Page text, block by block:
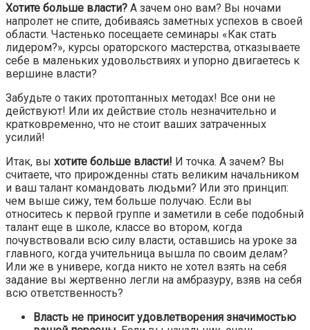
Хотите больше власти? А зачем оно вам? Вы ночами
напролет не спите, добиваясь заметных успехов в своей
области. Частенько посещаете семинары «Как стать
лидером?», курсы ораторского мастерства, отказываете
себе в маленьких удовольствиях и упорно двигаетесь к
вершине власти?
Забудьте о таких протоптанных методах! Все они не
действуют! Или их действие столь незначительно и
кратковременно, что не стоит ваших затраченных
усилий!
Итак, вы хотите больше власти! И точка. А зачем? Вы
считаете, что прирожденны стать великим начальником
и ваш талант командовать людьми? Или это принцип:
чем выше сижу, тем больше получаю. Если вы
относитесь к первой группе и заметили в себе подобный
талант еще в школе, классе во втором, когда
почувствовали всю силу власти, оставшись на уроке за
главного, когда учительница вышла по своим делам?
Или же в универе, когда никто не хотел взять на себя
задание вы жертвенно легли на амбразуру, взяв на себя
всю ответственность?
Власть не приносит удовлетворения значимостью